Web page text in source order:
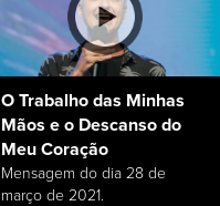
O Trabalho das Minhas
Mãos e o Descanso do
Meu Coração
Mensagem do dia 28 de
março de 2021.